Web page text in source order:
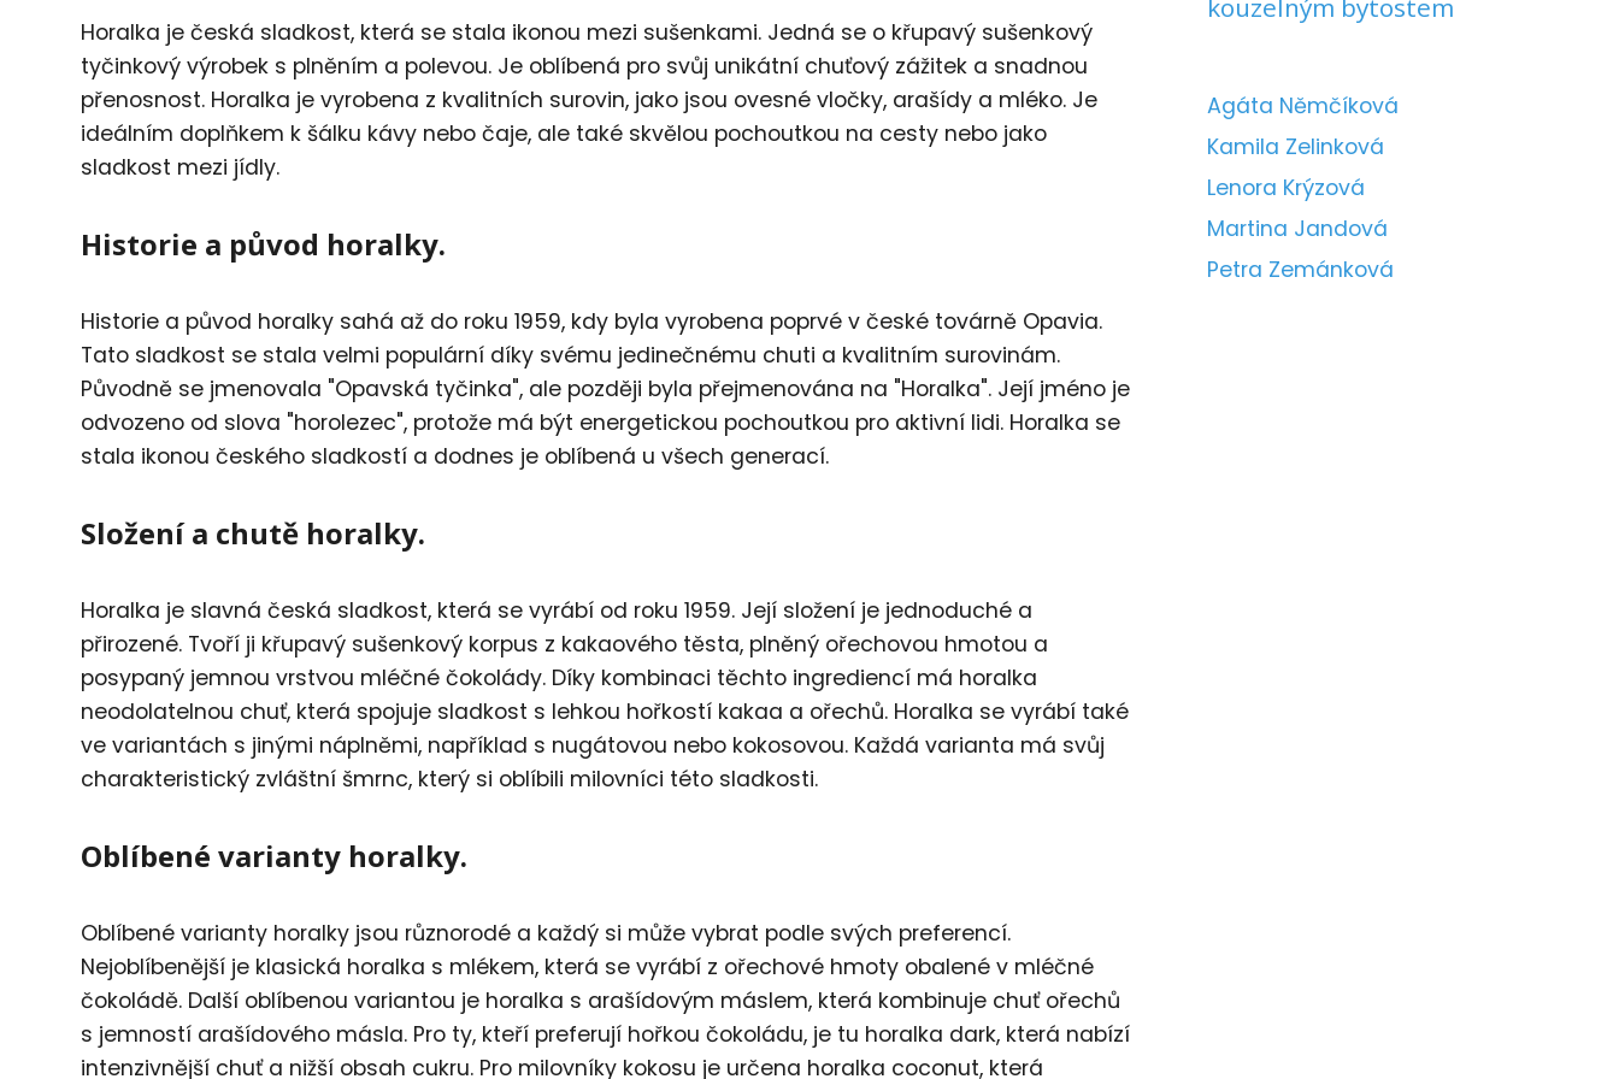
Horalka je česká sladkost, která se stala ikonou mezi sušenkami. Jedná se o křupavý sušenkový
tyčinkový výrobek s plněním a polevou. Je oblíbená pro svůj unikátní chuťový zážitek a snadnou
přenosnost. Horalka je vyrobena z kvalitních surovin, jako jsou ovesné vločky, arašídy a mléko. Je
ideálním doplňkem k šálku kávy nebo čaje, ale také skvělou pochoutkou na cesty nebo jako
sladkost mezi jídly.
Historie a původ horalky.
Historie a původ horalky sahá až do roku 1959, kdy byla vyrobena poprvé v české továrně Opavia.
Tato sladkost se stala velmi populární díky svému jedinečnému chuti a kvalitním surovinám.
Původně se jmenovala "Opavská tyčinka", ale později byla přejmenována na "Horalka". Její jméno je
odvozeno od slova "horolezec", protože má být energetickou pochoutkou pro aktivní lidi. Horalka se
stala ikonou českého sladkostí a dodnes je oblíbená u všech generací.
Složení a chutě horalky.
Horalka je slavná česká sladkost, která se vyrábí od roku 1959. Její složení je jednoduché a
přirozené. Tvoří ji křupavý sušenkový korpus z kakaového těsta, plněný ořechovou hmotou a
posypaný jemnou vrstvou mléčné čokolády. Díky kombinaci těchto ingrediencí má horalka
neodolatelnou chuť, která spojuje sladkost s lehkou hořkostí kakaa a ořechů. Horalka se vyrábí také
ve variantách s jinými náplněmi, například s nugátovou nebo kokosovou. Každá varianta má svůj
charakteristický zvláštní šmrnc, který si oblíbili milovníci této sladkosti.
Oblíbené varianty horalky.
Oblíbené varianty horalky jsou různorodé a každý si může vybrat podle svých preferencí.
Nejoblíbenější je klasická horalka s mlékem, která se vyrábí z ořechové hmoty obalené v mléčné
čokoládě. Další oblíbenou variantou je horalka s arašídovým máslem, která kombinuje chuť ořechů
s jemností arašídového másla. Pro ty, kteří preferují hořkou čokoládu, je tu horalka dark, která nabízí
intenzivnější chuť a nižší obsah cukru. Pro milovníky kokosu je určena horalka coconut, která
kouzelným bytostem
Agáta Němčíková
Kamila Zelinková
Lenora Krýzová
Martina Jandová
Petra Zemánková